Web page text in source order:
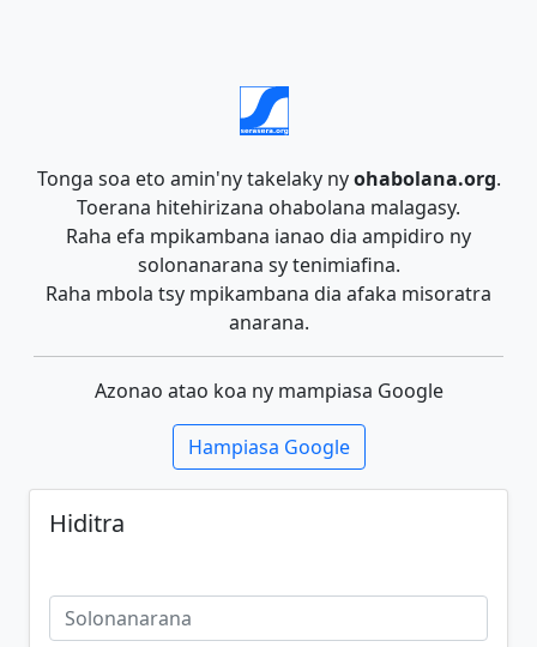
Tonga soa eto amin'ny takelaky nyohabolana.org.
Toerana hitehirizana ohabolana malagasy.
Raha efa mpikambana ianao dia ampidiro ny
solonanarana sy tenimiafina.
Raha mbola tsy mpikambana dia afaka misoratra
anarana.
Azonao atao koa ny mampiasa Google
Hampiasa Google
Hiditra